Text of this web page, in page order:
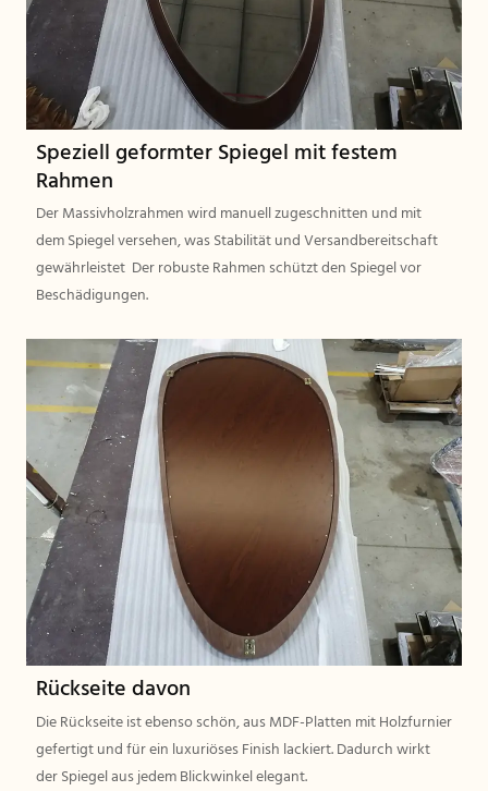
Speziell geformter Spiegel mit festem
Rahmen
Der Massivholzrahmen wird manuell zugeschnitten und mit
dem Spiegel versehen, was Stabilität und Versandbereitschaft
gewährleistet Der robuste Rahmen schützt den Spiegel vor
Beschädigungen.
Rückseite davon
Die Rückseite ist ebenso schön, aus MDF-Platten mit Holzfurnier
gefertigt und für ein luxuriöses Finish lackiert. Dadurch wirkt
der Spiegel aus jedem Blickwinkel elegant.